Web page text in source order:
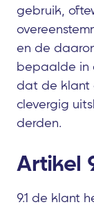
gebruik,
en de
bepaalde in
dat de klant
clevergig
derden.
Artikel
9.1 de klant